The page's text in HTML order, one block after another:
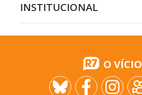
INSTITUCIONAL
O VÍCIO